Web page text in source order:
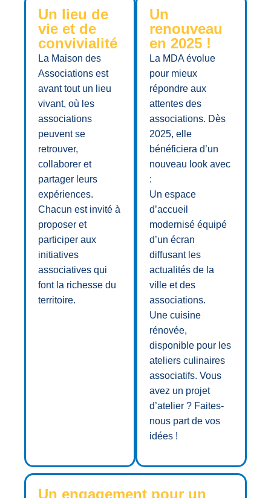
Un lieu de
vie et de
convivialité
La Maison des
Associations est
avant tout un lieu
vivant, où les
associations
peuvent se
retrouver,
collaborer et
partager leurs
expériences.
Chacun est invité à
proposer et
participer aux
initiatives
associatives qui
font la richesse du
territoire.
Un
renouveau
en 2025 !
La MDA évolue
pour mieux
répondre aux
attentes des
associations. Dès
2025, elle
bénéficiera d’un
nouveau look avec
:
Un espace
d’accueil
modernisé équipé
d’un écran
diffusant les
actualités de la
ville et des
associations.
Une cuisine
rénovée,
disponible pour les
ateliers culinaires
associatifs. Vous
avez un projet
d’atelier ? Faites-
nous part de vos
idées !
Un engagement pour un